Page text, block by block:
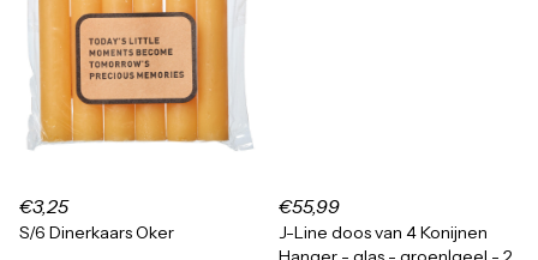
€3,25
S/6 Dinerkaars Oker
€55,99
J-Line doos van 4 Konijnen